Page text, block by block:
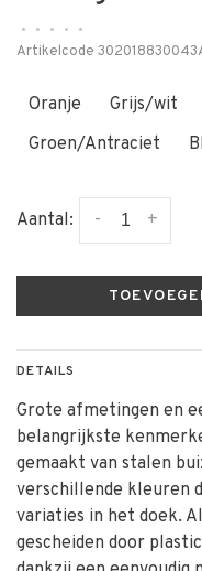
• • • •
•
Artikelcode
Oranje Grijs/wit
Groen/Antraciet
Aantal: +
-
DETAILS
Grote afmetingen en
belangrijkste
gemaakt van stalen
verschillende kleuren
variaties in het doek.
gescheiden door